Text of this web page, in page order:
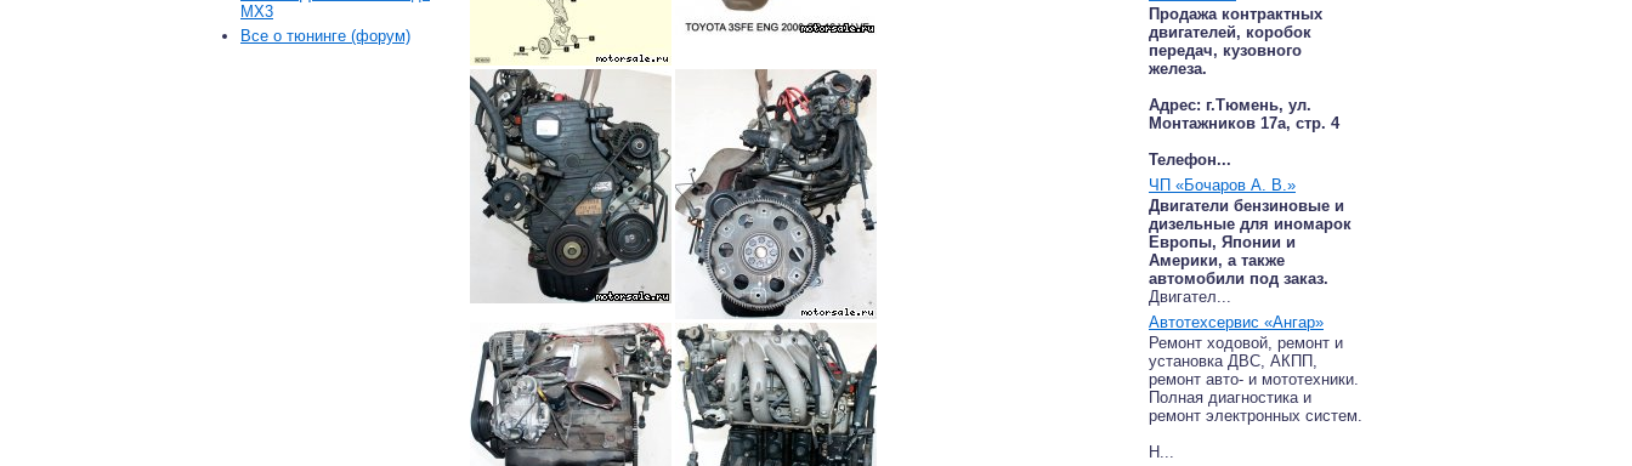
MX3
Все о тюнинге (форум)
Продажа контрактных
двигателей, коробок
передач, кузовного
железа.
Адрес: г.Тюмень, ул.
Монтажников 17а, стр. 4
Телефон...
ЧП «Бочаров А. В.»
Двигатели бензиновые и
дизельные для иномарок
Европы, Японии и
Америки, а также
автомобили под заказ.
Двигател...
Автотехсервис «Ангар»
Ремонт ходовой, ремонт и
установка ДВС, АКПП,
ремонт авто- и мототехники.
Полная диагностика и
ремонт электронных систем.
Н...